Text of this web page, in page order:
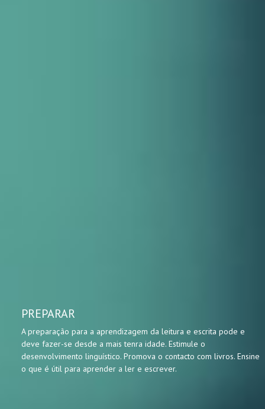
PREPARAR
A preparação para a aprendizagem da leitura e escrita pode e
deve fazer-se desde a mais tenra idade. Estimule o
desenvolvimento linguístico. Promova o contacto com livros. Ensine
o que é útil para aprender a ler e escrever.